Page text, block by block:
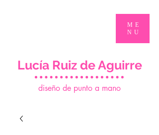
diseño de punto a mano
Lucía Ruiz de Aguirre
ME
NU